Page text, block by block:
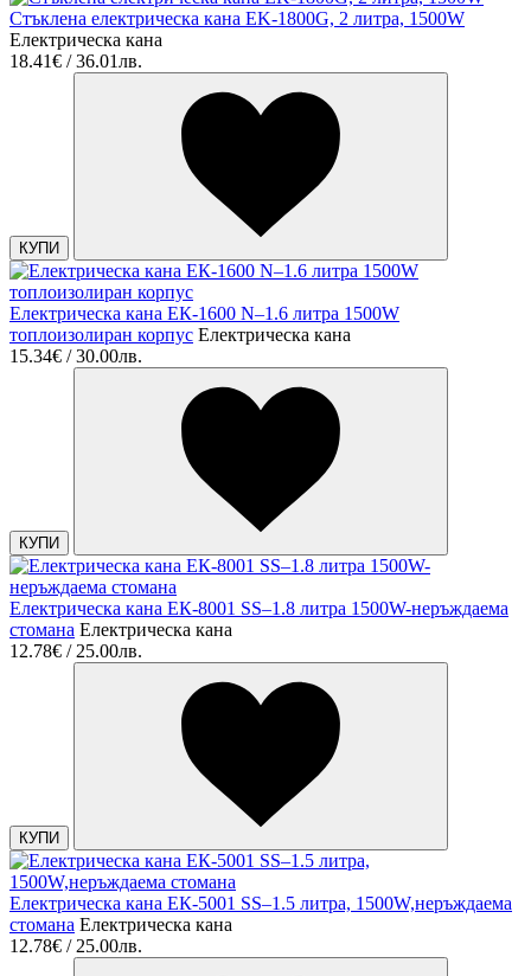
Стъклена електрическа кана EK-1800G, 2 литра, 1500W
Електрическа кана
18.41€ / 36.01лв.
КУПИ
Електрическа кана ЕК-1600 N–1.6 литра 1500W
топлоизолиран корпус Електрическа кана
15.34€ / 30.00лв.
КУПИ
Електрическа кана ЕК-8001 SS–1.8 литра 1500W-неръждаема
стомана Електрическа кана
12.78€ / 25.00лв.
КУПИ
Електрическа кана ЕК-5001 SS–1.5 литра, 1500W,неръждаема
стомана Електрическа кана
12.78€ / 25.00лв.